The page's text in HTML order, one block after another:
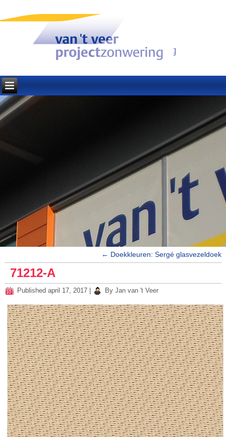
← Doekkleuren: Sergé glasvezeldoek
71212-A
Published april 17, 2017 By Jan van 't Veer